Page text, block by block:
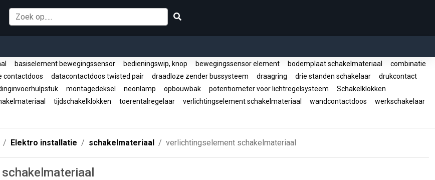
basiselement bewegingssensor bedieningswip, knop bewegingssensor element bodemplaat schakelmateriaal
combinatie
contactdoos datacontactdoos twisted pair draadloze zender bussysteem draagring drie standen schakelaar
drukcontact
montagedeksel neonlamp opbouwbak potentiometer voor lichtregelsysteem
Schakelklokken
tijdschakelklokken toerentalregelaar verlichtingselement schakelmateriaal wandcontactdoos
werkschakelaar
Elektro installatie schakelmateriaal verlichtingselement schakelmateriaal